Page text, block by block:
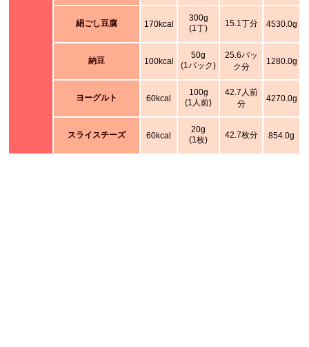
絹ごし豆腐 170kcal
300g
(1丁)
15.1丁分 4530.0g
納豆 100kcal
50g
(1パック)
25.6パッ
ク分
1280.0g
ヨーグルト 60kcal
100g
(1人前)
42.7人前
分
4270.0g
スライスチーズ 60kcal
20g
(1枚)
42.7枚分 854.0g